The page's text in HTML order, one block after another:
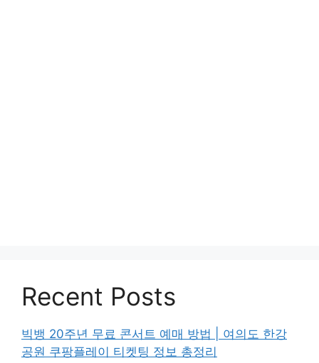
Recent Posts
빅뱅 20주년 무료 콘서트 예매 방법 | 여의도 한강
공원 쿠팡플레이 티켓팅 정보 총정리